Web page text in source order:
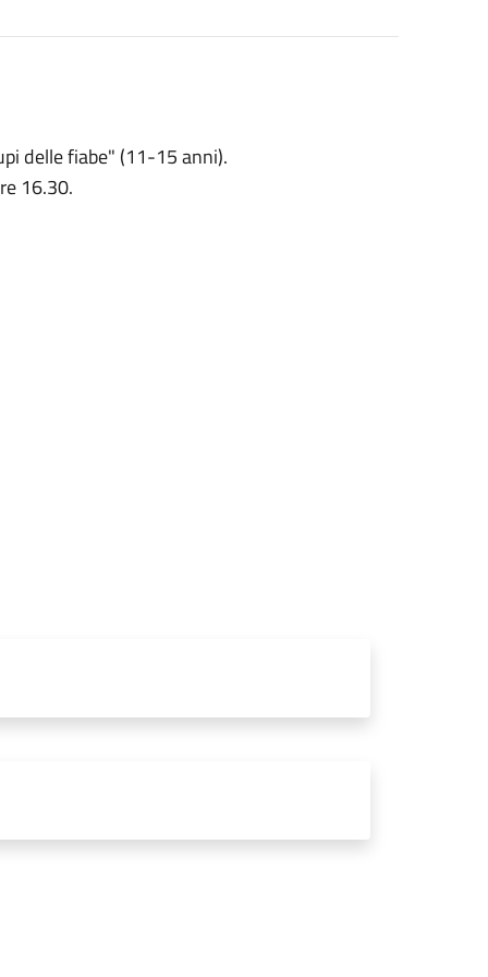
delle fiabe" (11-15 anni).
16.30.